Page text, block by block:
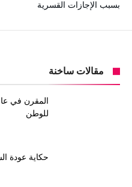
بسبب الإجازات القسرية
مقالات ساخنة
المقرن في
للوطن
حكاية عودة